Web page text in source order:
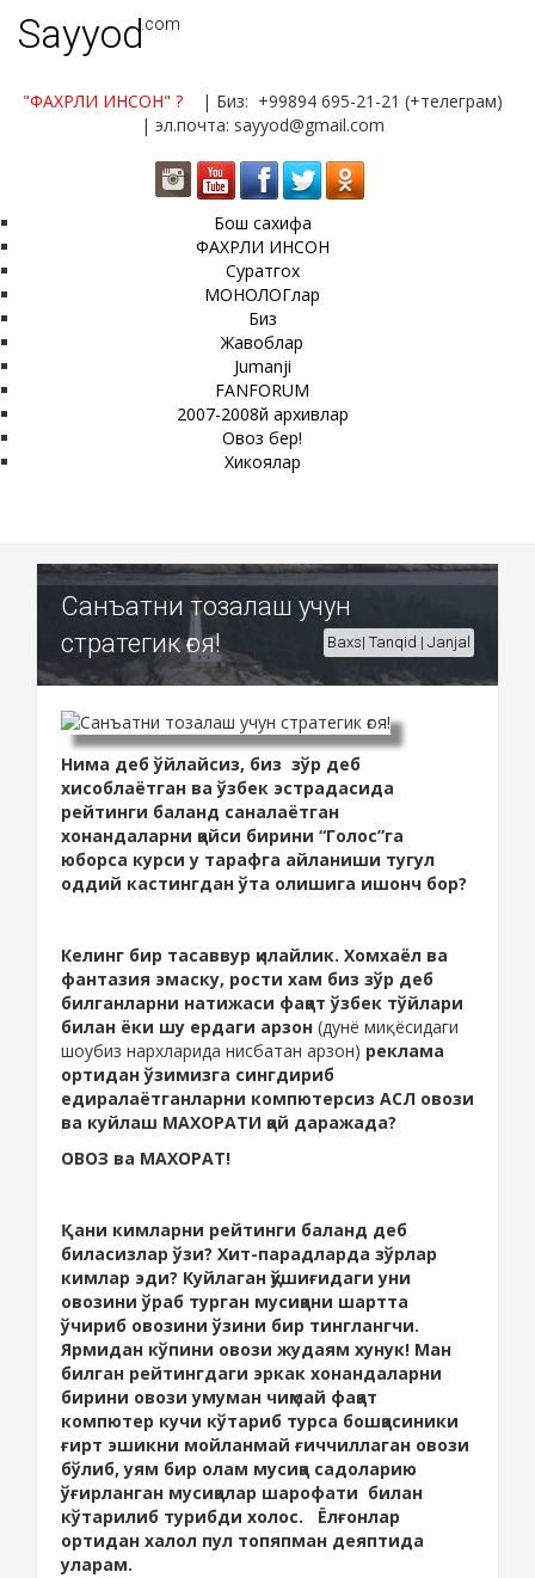
Sayyod.com
"ФАХРЛИ ИНСОН" ?
| Биз: +99894 695-21-21 (+телеграм)
| эл.почта: sayyod@gmail.com
Бош сахифа
ФАХРЛИ ИНСОН
Суратгох
МОНОЛОГлар
Биз
Жавоблар
Jumanji
FANFORUM
2007-2008й архивлар
Овоз бер!
Хикоялар
Санъатни тозалаш учун
стратегик ғоя!
Baxs| Tanqid | Janjal
Нима деб ўйлайсиз, биз зўр деб
хисоблаётган ва ўзбек эстрадасида
рейтинги баланд саналаётган
хонандаларни қайси бирини “Голос”га
юборса курси у тарафга айланиши тугул
оддий кастингдан ўта олишига ишонч бор?
Келинг бир тасаввур қилайлик. Хомхаёл ва
фантазия эмаску, рости хам биз зўр деб
билганларни натижаси фақат ўзбек тўйлари
билан ёки шу ердаги арзон (дунё миқёсидаги
шоубиз нархларида нисбатан арзон) реклама
ортидан ўзимизга сингдириб
едиралаётганларни компютерсиз АСЛ овози
ва куйлаш МАХОРАТИ қай даражада?
ОВОЗ ва МАХОРАТ!
Қани кимларни рейтинги баланд деб
биласизлар ўзи? Хит-парадларда зўрлар
кимлар эди? Куйлаган қўшиғидаги уни
овозини ўраб турган мусиқани шартта
ўчириб овозини ўзини бир тинглангчи.
Ярмидан кўпини овози жудаям хунук! Ман
билган рейтингдаги эркак хонандаларни
бирини овози умуман чиқмай фақат
компютер кучи кўтариб турса бошқасиники
ғирт эшикни мойланмай ғиччиллаган овози
бўлиб, уям бир олам мусиқа садоларию
ўғирланган мусиқалар шарофати билан
кўтарилиб турибди холос. Ёлғонлар
ортидан халол пул топяпман деяптида
уларам.